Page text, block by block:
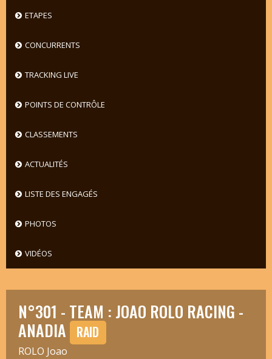
ETAPES
CONCURRENTS
TRACKING LIVE
POINTS DE CONTRÔLE
CLASSEMENTS
ACTUALITÉS
LISTE DES ENGAGÉS
PHOTOS
VIDÉOS
N°301 - TEAM : JOAO ROLO RACING -
ANADIA RAID
ROLO Joao